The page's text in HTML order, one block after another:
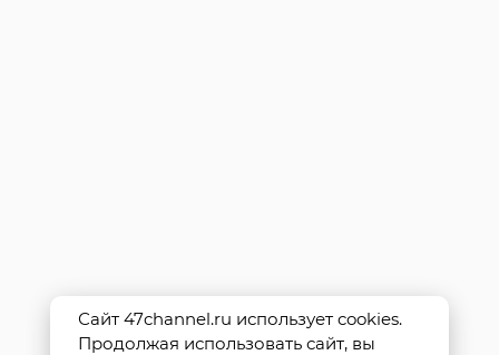
Сайт 47channel.ru использует cookies.
Продолжая использовать сайт, вы